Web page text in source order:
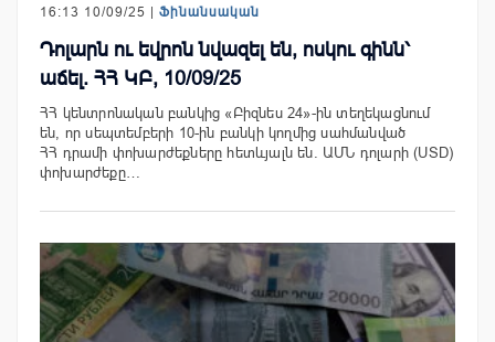
16:13 10/09/25 | Ֆինանսական
Դոլարն ու եվրոն նվազել են, ոսկու գինն՝
աճել. ՀՀ ԿԲ, 10/09/25
ՀՀ կենտրոնական բանկից «Բիզնես 24»-ին տեղեկացնում
են, որ սեպտեմբերի 10-ին բանկի կողմից սահմանված
ՀՀ դրամի փոխարժեքները հետևյալն են. ԱՄՆ դոլարի (USD)
փոխարժեքը…